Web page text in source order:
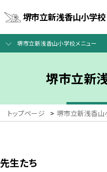
堺市立新浅香山小学校
堺市立新浅香山小学校メニュー
堺市立新
トップページ > 堺市立新浅香山
先生たち